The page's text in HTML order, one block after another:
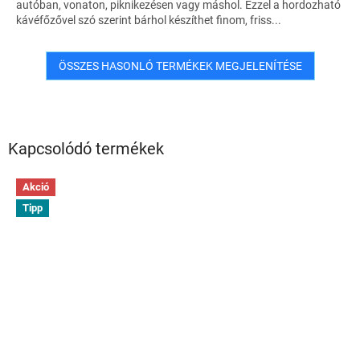
Kapcsolódó termékek
Akció
Tipp
autóban, vonaton, piknikezésen vagy máshol. Ezzel a hordozható
kávéfőzővel szó szerint bárhol készíthet finom, friss...
ÖSSZES HASONLÓ TERMÉKEK MEGJELENÍTÉSE